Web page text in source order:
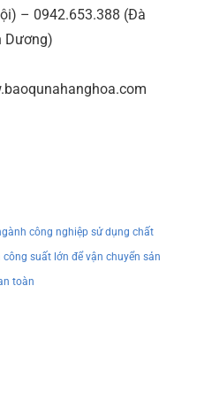
– 0942.653.388 (Đà
Dương)
công nghiệp sử dụng chất
công suất lớn để vận chuyển sản
toàn